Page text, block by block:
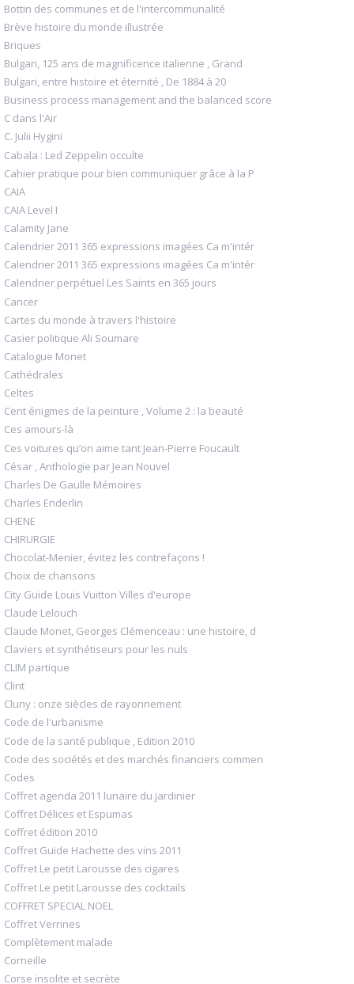
Bottin des communes et de l'intercommunalité
Brève histoire du monde illustrée
Briques
Bulgari, 125 ans de magnificence italienne , Grand
Bulgari, entre histoire et éternité , De 1884 à 20
Business process management and the balanced score
C dans l'Air
C. Julii Hygini
Cabala : Led Zeppelin occulte
Cahier pratique pour bien communiquer grâce à la P
CAIA
CAIA Level I
Calamity Jane
Calendrier 2011 365 expressions imagées Ca m'intér
Calendrier 2011 365 expressions imagées Ca m'intér
Calendrier perpétuel Les Saints en 365 jours
Cancer
Cartes du monde à travers l'histoire
Casier politique Ali Soumare
Catalogue Monet
Cathédrales
Celtes
Cent énigmes de la peinture , Volume 2 : la beauté
Ces amours-là
Ces voitures qu’on aime tant Jean-Pierre Foucault
César , Anthologie par Jean Nouvel
Charles De Gaulle Mémoires
Charles Enderlin
CHENE
CHIRURGIE
Chocolat-Menier, évitez les contrefaçons !
Choix de chansons
City Guide Louis Vuitton Villes d'europe
Claude Lelouch
Claude Monet, Georges Clémenceau : une histoire, d
Claviers et synthétiseurs pour les nuls
CLIM partique
Clint
Cluny : onze siècles de rayonnement
Code de l'urbanisme
Code de la santé publique , Edition 2010
Code des sociétés et des marchés financiers commen
Codes
Coffret agenda 2011 lunaire du jardinier
Coffret Délices et Espumas
Coffret édition 2010
Coffret Guide Hachette des vins 2011
Coffret Le petit Larousse des cigares
Coffret Le petit Larousse des cocktails
COFFRET SPECIAL NOEL
Coffret Verrines
Complètement malade
Corneille
Corse insolite et secrète